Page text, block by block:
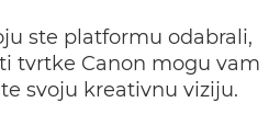
ste platformu odabrali,
tvrtke Canon mogu vam
svoju kreativnu viziju.